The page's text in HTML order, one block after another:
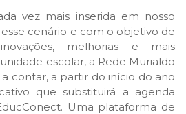
vez mais inserida em nosso
cenário e com o objetivo de
melhorias e mais
escolar, a Rede Murialdo
a contar, a partir do início do ano
que substituirá a agenda
Uma plataforma de